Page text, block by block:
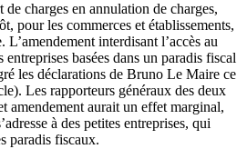
charges en annulation de charges,
pour les commerces et établissements,
L’amendement interdisant l’accès au
basées dans un paradis fiscal
les déclarations de Bruno Le Maire ce
). Les rapporteurs généraux des deux
amendement aurait un effet marginal,
à des petites entreprises, qui
paradis fiscaux.